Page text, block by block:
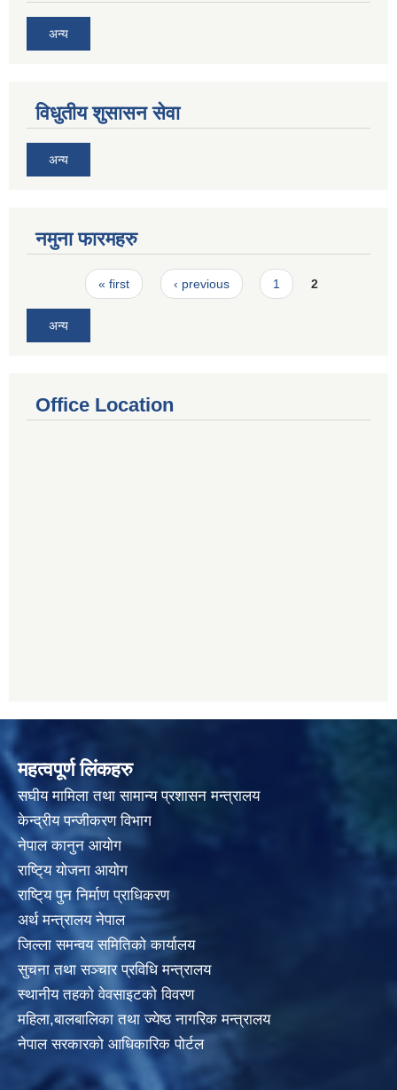
अन्य
विधुतीय शुसासन सेवा
अन्य
नमुना फारमहरु
Pages« first ‹ previous 1 2
अन्य
Office Location
महत्वपूर्ण लिंकहरु
स‌घीय मामिला तथा सामान्य प्रशासन मन्त्रालय
केन्द्रीय पन्जीकरण विभाग
नेपाल कानुन आयाेग
राष्टि्य याेजना आयाेग
राष्टि्य पुन निर्माण प्राधिकरण
अर्थ मन्त्रालय नेपाल
जिल्ला समन्वय समितिको कार्यालय
सुचना तथा सञ्चार प्रविधि मन्त्रालय
स्थानीय तहकाे वेवसाइटकाे विवरण
महिला,बालबालिका तथा ज्येष्ठ नागरिक मन्त्रालय
नेपाल सरकारको आधिकारिक पोर्टल